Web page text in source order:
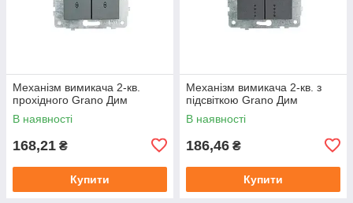
Механізм вимикача 2-кв.
прохідного Grano Дим
В наявності
168,21 ₴
Купити
Механізм вимикача 2-кв. з
підсвіткою Grano Дим
В наявності
186,46 ₴
Купити